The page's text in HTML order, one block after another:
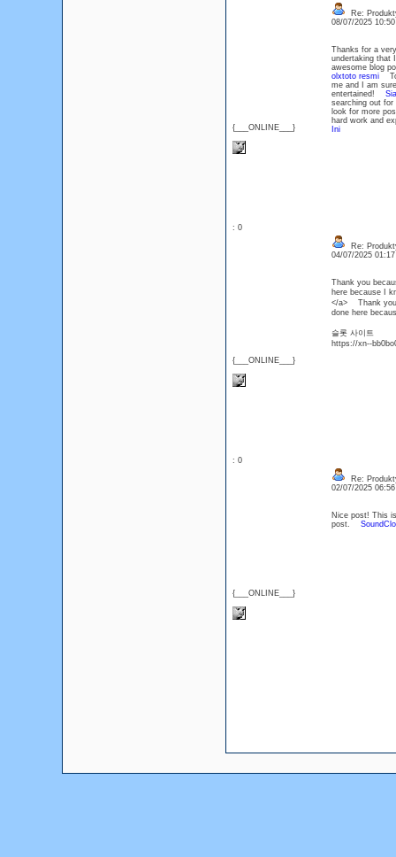
{___ONLINE___}
Re:
08/07/2025
Thanks for a
undertaking that
awesome blog
olxtoto resmi
me and I am
entertained!
searching out
look for more
hard work and
Ini
: 0
{___ONLINE___}
Re:
04/07/2025
Thank you
here because I
</a> Thank you
done here
슬롯 사이트
https://xn--
: 0
{___ONLINE___}
Re:
02/07/2025
Nice post! This
post.